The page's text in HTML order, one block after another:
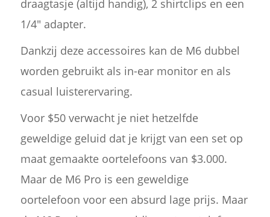
draagtasje (altijd handig), 2 shirtclips en een
1/4" adapter.
Dankzij deze accessoires kan de M6 dubbel
worden gebruikt als in-ear monitor en als
casual luisterervaring.
Voor $50 verwacht je niet hetzelfde
geweldige geluid dat je krijgt van een set op
maat gemaakte oortelefoons van $3.000.
Maar de M6 Pro is een geweldige
oortelefoon voor een absurd lage prijs. Maar